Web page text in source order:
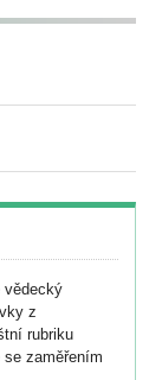
vědecký
z
rubriku
zaměřením